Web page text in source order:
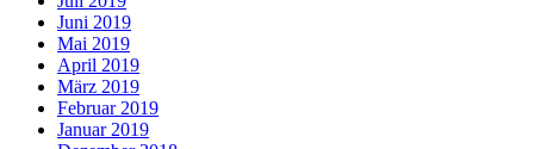
Juni 2019
Mai 2019
April 2019
März 2019
Februar 2019
Januar 2019